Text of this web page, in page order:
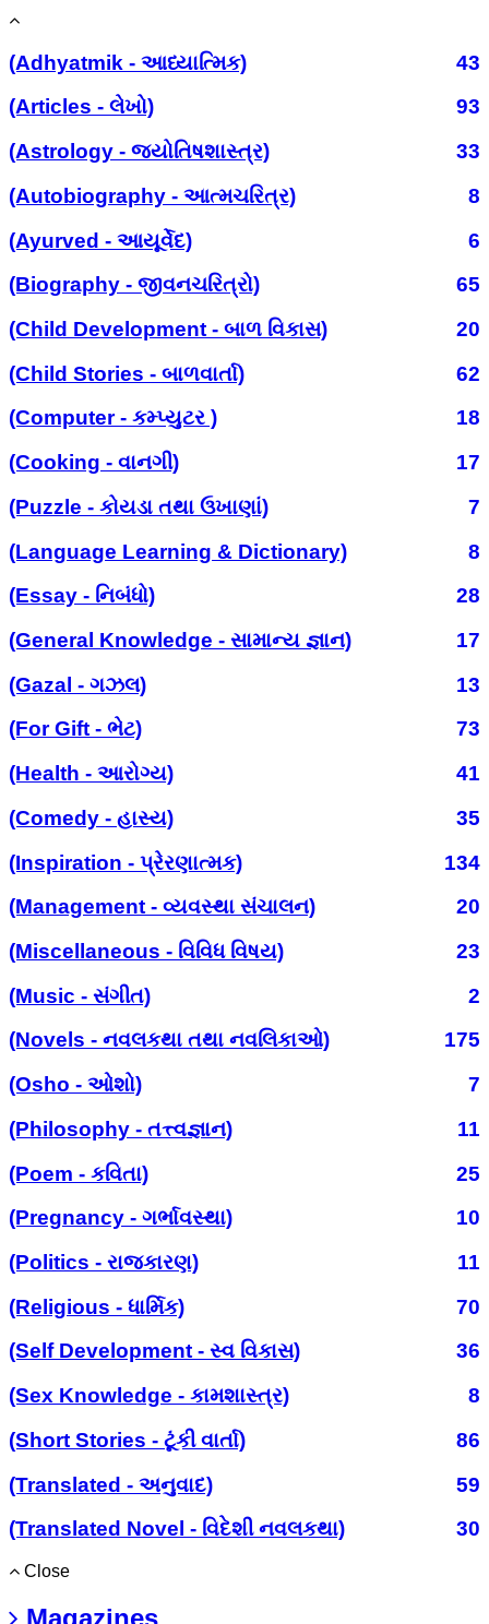
(Adhyatmik - આધ્યાત્મિક)
43
(Articles - લેખો)
93
(Astrology - જ્યોતિષશાસ્ત્ર)
33
(Autobiography - આત્મચરિત્ર)
8
(Ayurved - આયૂર્વેદ)
6
(Biography - જીવનચરિત્રો)
65
(Child Development - બાળ વિકાસ)
20
(Child Stories - બાળવાર્તા)
62
(Computer - કમ્પ્યુટર )
18
(Cooking - વાનગી)
17
(Puzzle - કોયડા તથા ઉખાણાં)
7
(Language Learning & Dictionary)
8
(Essay - નિબંધો)
28
(General Knowledge - સામાન્ય જ્ઞાન)
17
(Gazal - ગઝલ)
13
(For Gift - ભેટ)
73
(Health - આરોગ્ય)
41
(Comedy - હાસ્ય)
35
(Inspiration - પ્રેરણાત્મક)
134
(Management - વ્યવસ્થા સંચાલન)
20
(Miscellaneous - વિવિધ વિષય)
23
(Music - સંગીત)
2
(Novels - નવલકથા તથા નવલિકાઓ)
175
(Osho - ઓશો)
7
(Philosophy - તત્ત્વજ્ઞાન)
11
(Poem - કવિતા)
25
(Pregnancy - ગર્ભાવસ્થા)
10
(Politics - રાજકારણ)
11
(Religious - ધાર્મિક)
70
(Self Development - સ્વ વિકાસ)
36
(Sex Knowledge - કામશાસ્ત્ર)
8
(Short Stories - ટૂંકી વાર્તા)
86
(Translated - અનુવાદ)
59
(Translated Novel - વિદેશી નવલકથા)
30
Close
Magazines